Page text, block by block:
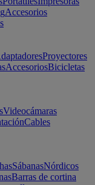
Accesorios
Proyectores
AccesoriosBicicletas
Videocámaras
Cables
SábanasNórdicos
Barras de cortina